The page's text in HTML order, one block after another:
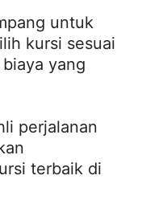
untuk
kursi sesuai
yang
perjalanan
terbaik di